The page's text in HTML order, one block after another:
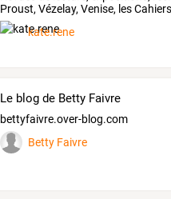
Proust, Vézelay, Venise, les
kate.rene
Le blog de Betty Faivre
bettyfaivre.over-blog.com
Betty Faivre